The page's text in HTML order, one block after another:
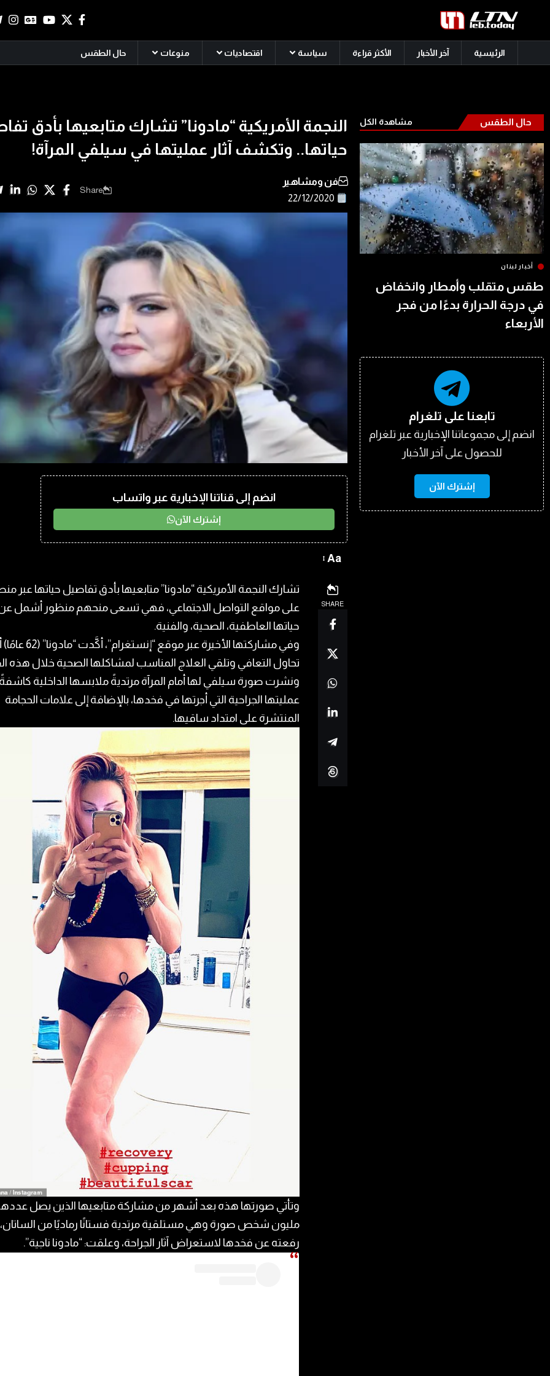
الرئيسية آخر الأخبار الأكثر قراءة سياسة اقتصاديات منوعات حال الطقس
حال الطقس مشاهدة الكل
أخبار لبنان
طقس متقلب وأمطار وانخفاض
في درجة الحرارة بدءًا من فجر
الأربعاء
تابعنا على تلغرام
انضم إلى مجموعاتنا الإخبارية عبر تلغرام
للحصول على آخر الأخبار
إشترك الآن
النجمة الأمريكية “مادونا” تشارك متابعيها بأدق
حياتها.. وتكشف آثار عمليتها في سيلفي المرآة!
فن ومشاهير
Share
انضم إلى قناتنا الإخبارية عبر واتساب
إشترك الآن
Aa
SHARE
تشارك النجمة الأمريكية “مادونا” متابعيها بأدق تفاصيل حياتها عبر
على مواقع التواصل الاجتماعي، فهي تسعى منحهم منظور أشمل
حياتها العاطفية، الصحية، والفنية.
وفي مشاركتها الأخيرة عبر موقع
تحاول التعافي وتلقي العلاج المناسب لمشاكلها الصحية خلال هذه
ونشرت صورة سيلفي لها أمام المرآة مرتديةً ملابسها الداخلية كاشفةً
عمليتها الجراحية التي أجرتها في فخدها، بالإضافة إلى علامات الحجامة
المنتشرة على امتداد ساقيها.
مليون شخص صورة وهي مستلقية مرتدية فستانًا رماديًا من الساتان،
رفعته عن فخدها لاستعراض آثار الجراحة، وعلقت: “مادونا ناجية”.